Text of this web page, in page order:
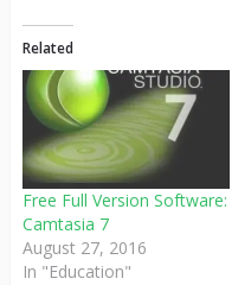
Related
Free Full Version Software:
Camtasia 7
August 27, 2016
In "Education"